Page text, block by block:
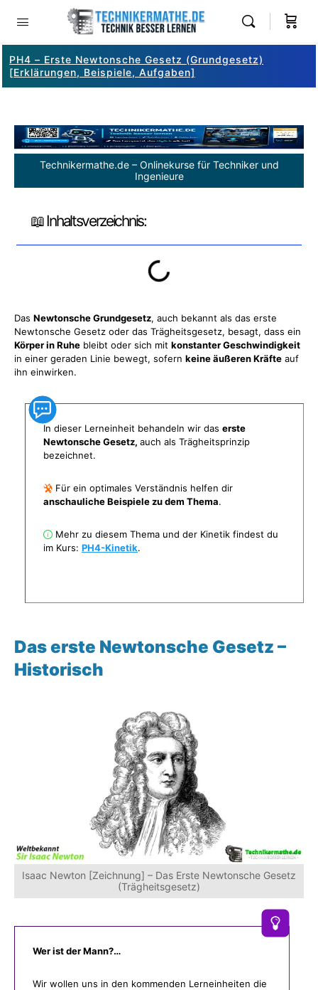
PH4 – Erste Newtonsche Gesetz (Grundgesetz)
[Erklärungen, Beispiele, Aufgaben]
Technikermathe.de – Onlinekurse für Techniker und
Ingenieure
📖 Inhaltsverzeichnis:
Das Newtonsche Grundgesetz, auch bekannt als das erste
Newtonsche Gesetz oder das Trägheitsgesetz, besagt, dass ein
Körper in Ruhe bleibt oder sich mit konstanter Geschwindigkeit
in einer geraden Linie bewegt, sofern keine äußeren Kräfte auf
ihn einwirken.
In dieser Lerneinheit behandeln wir das erste
Newtonsche Gesetz, auch als Trägheitsprinzip
bezeichnet.
Für ein optimales Verständnis helfen dir
anschauliche Beispiele zu dem Thema.
Mehr zu diesem Thema und der Kinetik findest du
im Kurs: PH4-Kinetik.
Das erste Newtonsche Gesetz –
Historisch
Isaac Newton [Zeichnung] – Das Erste Newtonsche Gesetz
(Trägheitsgesetz)
Wer ist der Mann?…
Wir wollen uns in den kommenden Lerneinheiten die